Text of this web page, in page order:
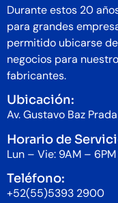
Durante estos 20
para grandes
permitido ubicarse
negocios para
fabricantes.
Ubicación:
Av. Gustavo Baz
Horario de
Lun – Vie: 9AM –
Teléfono:
+52(55)5393 2900